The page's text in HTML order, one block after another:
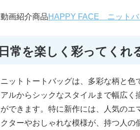
動画紹介商品HAPPY FACE ニットバ
日常を楽しく彩ってくれ
ニットトートバッグは、多彩な柄と色
アルからシックなスタイルまで幅広く
ができます。特に新作には、人気の
クターやおしゃれな模様が、持つ人